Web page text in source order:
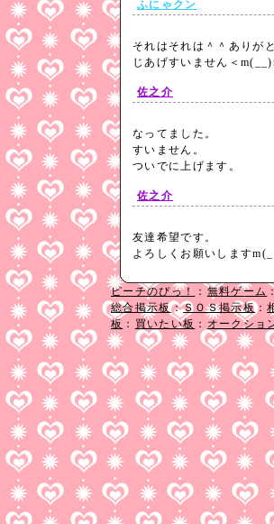
ふにゃクン
それはそれは＾＾ありが
じあげすいません＜
佐之介
なってました。
すいません。
ついでに上げます。
佐之介
友達希望です。
よろしくお願いします
ピーチのぴっ！ ： 無料ゲーム
総合掲示板 ：ＳＯＳ掲示板 ：
板 ： 買いたい板 ： オークショ